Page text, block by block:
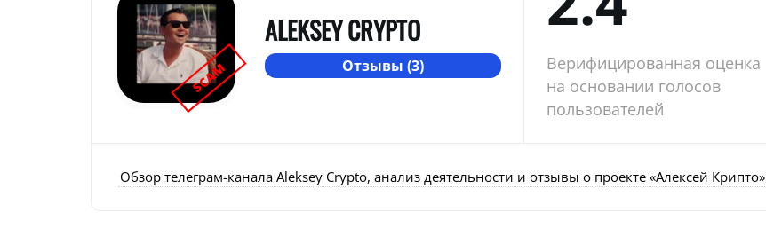
SCAM
ALEKSEY CRYPTO
Отзывы (3)
Верифицированная оценка
на основании голосов
пользователей
Обзор телеграм-канала Aleksey Crypto, анализ деятельности и отзывы о проекте «Алексей Крипто»